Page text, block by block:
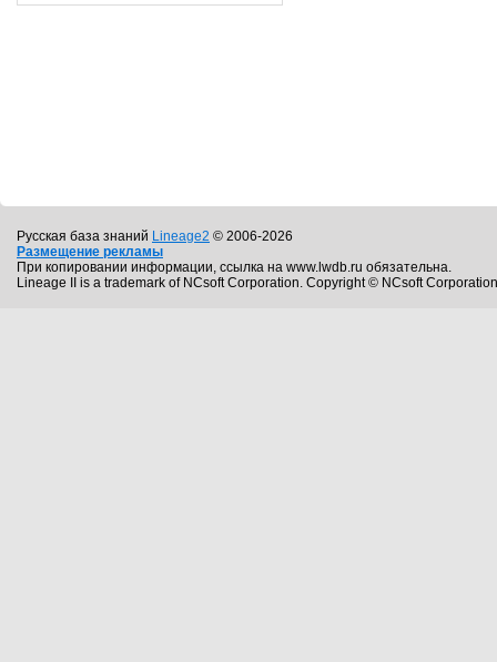
Русская база знаний Lineage2 © 2006-2026
Размещение рекламы
При копировании информации, ссылка на www.lwdb.ru обязательна.
Lineage II is a trademark of NCsoft Corporation. Copyright © NCsoft